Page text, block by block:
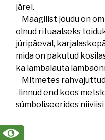
järel.
Maagilist jõudu on
olnud rituaalseks
jüripäeval,
mida on pakutud
ka lambalauta
Mitmetes
-linnud end koos
sümboliseerides